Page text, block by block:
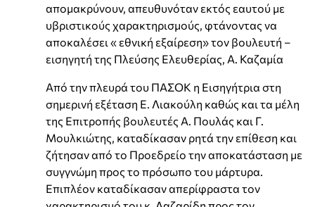
απομακρύνουν, απευθυνόταν εκτός εαυτού με
υβριστικούς χαρακτηρισμούς, φτάνοντας να
αποκαλέσει « εθνική εξαίρεση» τον βουλευτή –
εισηγητή της Πλεύσης Ελευθερίας, Α. Καζαμία
Από την πλευρά του ΠΑΣΟΚ η Εισηγήτρια στη
σημερινή εξέταση Ε. Λιακούλη καθώς και τα μέλη
της Επιτροπής βουλευτές Α. Πουλάς και Γ.
Μουλκιώτης, καταδίκασαν ρητά την επίθεση και
ζήτησαν από το Προεδρείο την αποκατάσταση με
συγγνώμη προς το πρόσωπο του μάρτυρα.
Επιπλέον καταδίκασαν απερίφραστα τον